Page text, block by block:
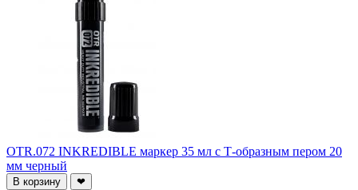
OTR.072 INKREDIBLE маркер 35 мл c Т-образным пером 20
мм черный
В корзину ❤